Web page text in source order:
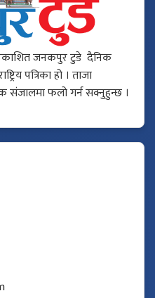
प्रकाशित जनकपुर टुडे दैनिक
पत्रिका हो । ताजा
संजालमा फलो गर्न सक्नुहुन्छ ।